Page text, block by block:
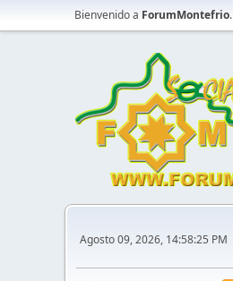
Bienvenido a ForumMontefrio.
Agosto 09, 2026, 14:58:25 PM